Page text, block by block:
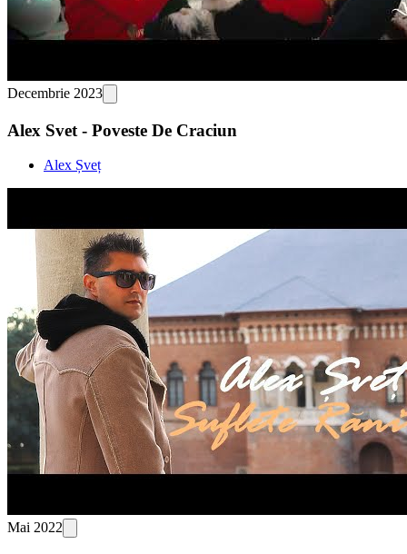
Decembrie 2023
Alex Svet - Poveste De Craciun
Alex Șveț
Mai 2022